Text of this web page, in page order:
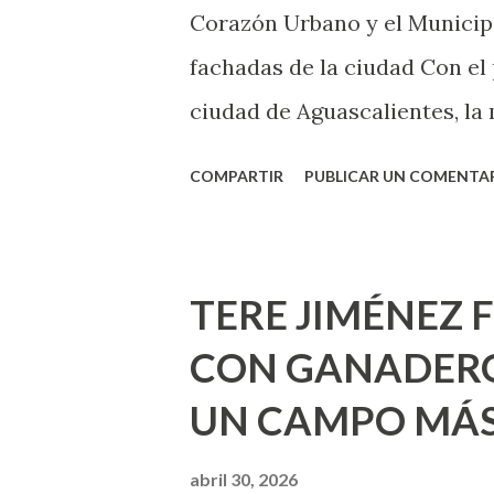
cuando ambas partes son
Corazón Urbano y el
fachadas de la ciudad Con
ciudad de Aguascalientes, la
Estado, la Fundación
Montañez informó que en
metros cuadrados de
Jesús F. Elizondo y la calle
COMPARTIR PUBLICAR UN
TERE JIMÉNEZ
CON
UN CAMPO
abril 30, 2026